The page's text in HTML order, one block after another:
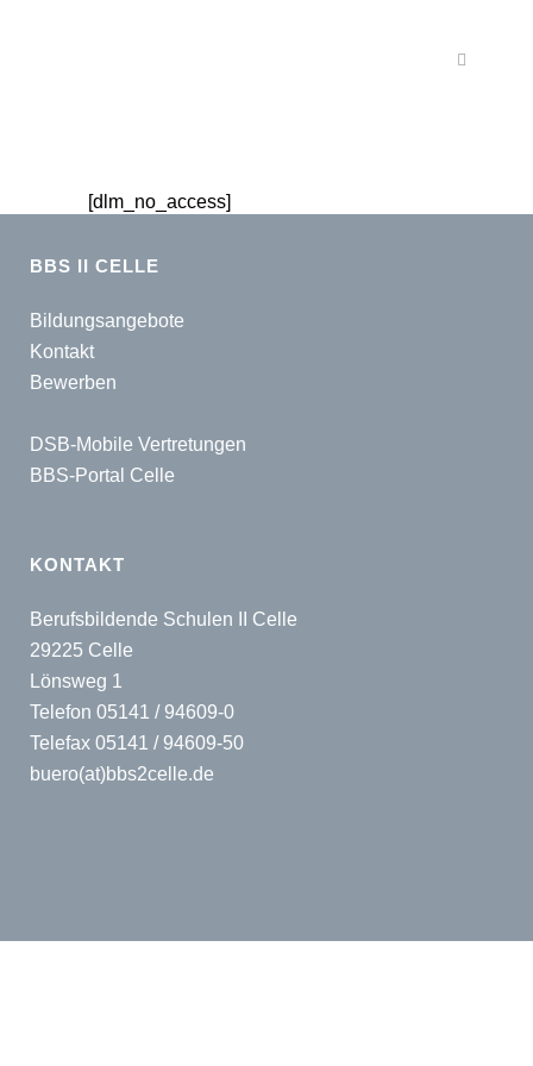
[dlm_no_access]
BBS II CELLE
Bildungsangebote
Kontakt
Bewerben
DSB-Mobile Vertretungen
BBS-Portal Celle
KONTAKT
Berufsbildende Schulen II Celle
29225 Celle
Lönsweg 1
Telefon 05141 / 94609-0
Telefax 05141 / 94609-50
buero(at)bbs2celle.de